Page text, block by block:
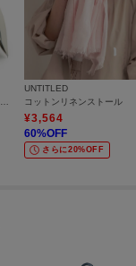
UNTITLED
コットンリネンストール
¥3,564
60%OFF
さらに20%OFF